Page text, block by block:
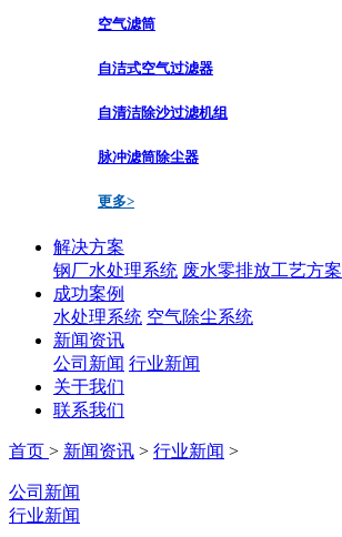
空气滤筒
自洁式空气过滤器
自清洁除沙过滤机组
脉冲滤筒除尘器
更多>
解决方案
钢厂水处理系统 废水零排放工艺方案
成功案例
水处理系统 空气除尘系统
新闻资讯
公司新闻 行业新闻
关于我们
联系我们
首页 > 新闻资讯 > 行业新闻 >
公司新闻
行业新闻